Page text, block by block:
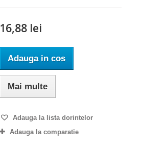
16,88 lei
Adauga in cos
Mai multe
Adauga la lista dorintelor
Adauga la comparatie